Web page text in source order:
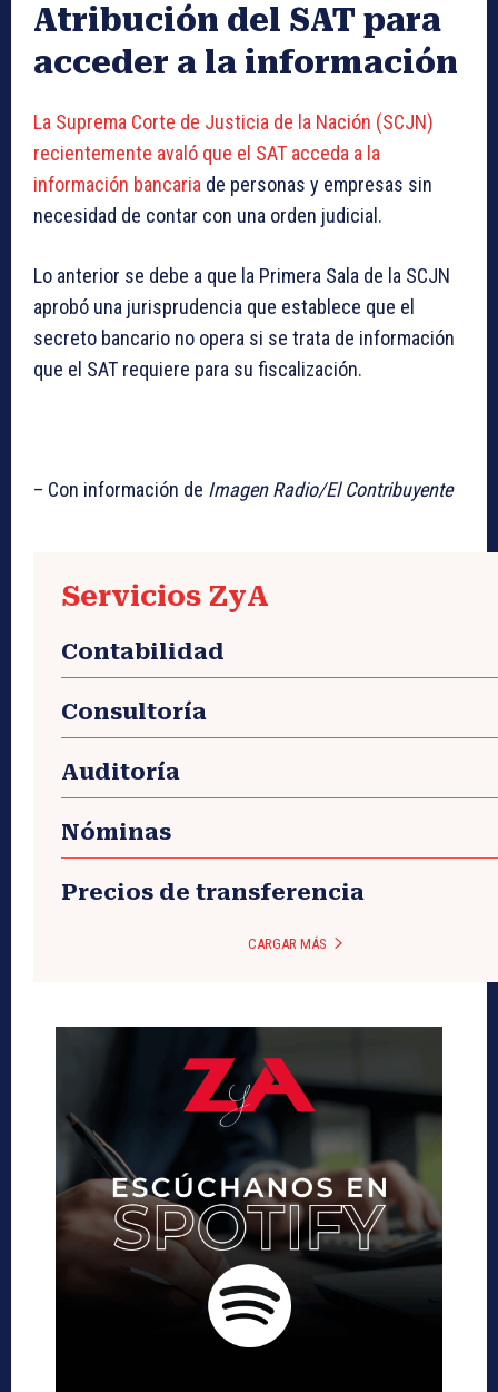
Atribución del SAT para
acceder a la información
La Suprema Corte de Justicia de la Nación (SCJN)
recientemente avaló que el SAT acceda a la
información bancaria de personas y empresas sin
necesidad de contar con una orden judicial.
Lo anterior se debe a que la Primera Sala de la SCJN
aprobó una jurisprudencia que establece que el
secreto bancario no opera si se trata de información
que el SAT requiere para su fiscalización.
– Con información de Imagen Radio/El Contribuyente
Servicios ZyA
Contabilidad
Consultoría
Auditoría
Nóminas
Precios de transferencia
CARGAR MÁS